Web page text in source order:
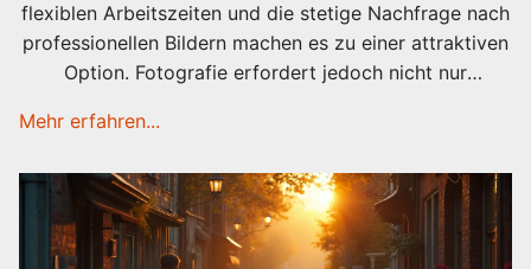
flexiblen Arbeitszeiten und die stetige Nachfrage nach
professionellen Bildern machen es zu einer attraktiven
Option. Fotografie erfordert jedoch nicht nur
Marktverständnis. Die richtige Ausrüstung, Vernetzung
den Erfolg.
Mehr erfahren...